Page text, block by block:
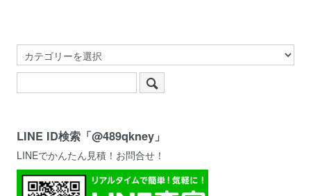
LINE ID検索「@489qkney」
LINEでかんたん見積！お問合せ！